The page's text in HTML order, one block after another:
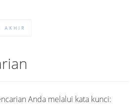
AKHIR
Anda melalui kata kunci: